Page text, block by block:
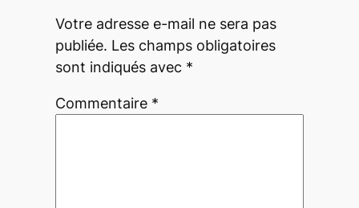
Votre adresse e-mail ne sera pas
publiée. Les champs obligatoires
sont indiqués avec *
Commentaire *